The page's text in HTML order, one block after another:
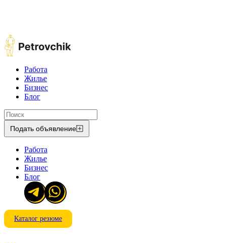
Работа
Жилье
Бизнес
Блог
Подать объявление
Работа
Жилье
Бизнес
Блог
Каталог резюме